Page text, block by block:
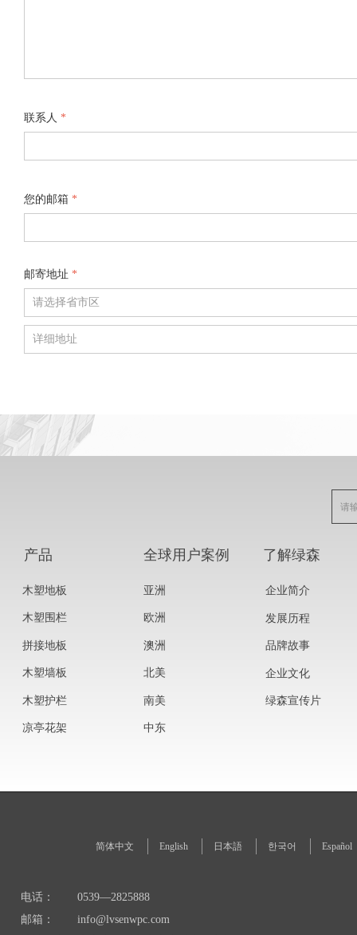
联系人 *
您的邮箱 *
邮寄地址 *
简体中文 English 日本語 한국어 Español
电话：
0539—2825888
邮箱：
info@lvsenwpc.com
了解绿森
企业简介
发展历程
品牌故事
企业文化
绿森宣传片
全球用户案例
亚洲
欧洲
澳洲
北美
南美
中东
木塑地板
木塑围栏
拼接地板
木塑墙板
木塑护栏
凉亭花架
产品